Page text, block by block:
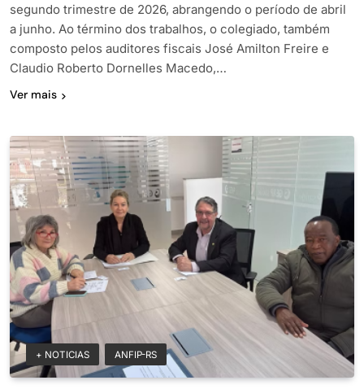
segundo trimestre de 2026, abrangendo o período de abril
a junho. Ao término dos trabalhos, o colegiado, também
composto pelos auditores fiscais José Amilton Freire e
Claudio Roberto Dornelles Macedo,…
Ver mais
+ NOTICIAS ANFIP-RS